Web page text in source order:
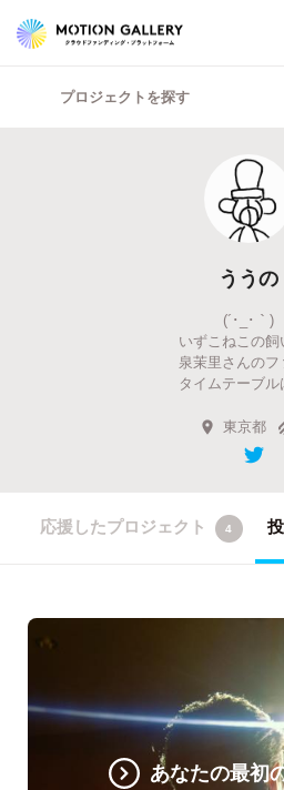
プロジェクトを探す
ううの
(´･_･｀)
いずこねこの飼
泉茉里さんのフ
タイムテーブル
東京都
応援したプロジェクト 4
あなたの最初